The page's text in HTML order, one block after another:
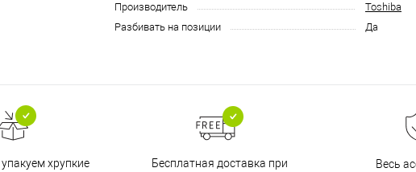
Производитель
Toshiba
Разбивать на позиции
Да
хрупкие
Бесплатная доставка при
Весь